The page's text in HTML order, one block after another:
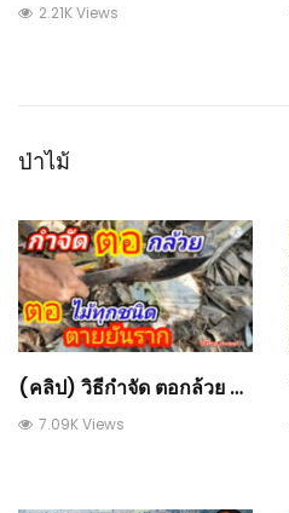
2.21K Views
ป่าไม้
(คลิป) วิธีกำจัด ตอกล้วย ตอไม้ทุกชนิด ตายยันราก : วีดีโอ เกษตร
7.09K Views